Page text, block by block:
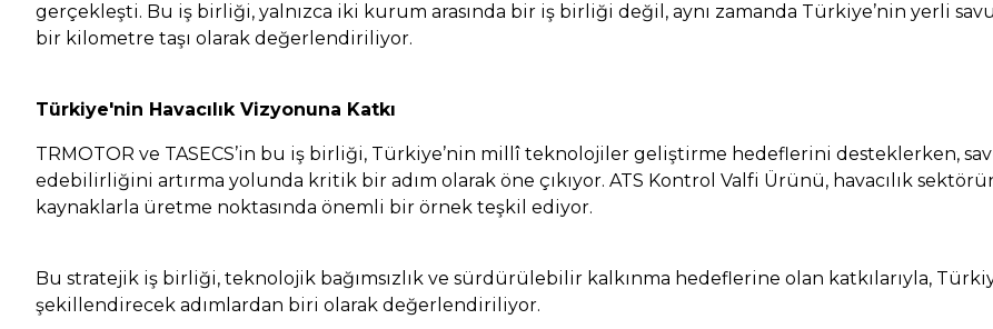
gerçekleşti. Bu iş birliği, yalnızca iki kurum arasında bir iş birliği değil, aynı zamanda Türkiye’nin yerli
bir kilometre taşı olarak değerlendiriliyor.
Türkiye'nin Havacılık Vizyonuna Katkı
TRMOTOR ve TASECS’in bu iş birliği, Türkiye’nin millî teknolojiler geliştirme hedeflerini desteklerken,
edebilirliğini artırma yolunda kritik bir adım olarak öne çıkıyor. ATS Kontrol Valfi Ürünü, havacılık
kaynaklarla üretme noktasında önemli bir örnek teşkil ediyor.
Bu stratejik iş birliği, teknolojik bağımsızlık ve sürdürülebilir kalkınma hedeflerine olan katkılarıyla,
şekillendirecek adımlardan biri olarak değerlendiriliyor.